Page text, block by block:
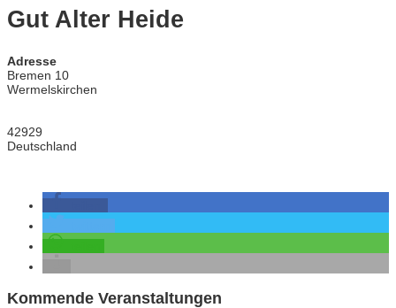
Gut Alter Heide
Adresse
Bremen 10
Wermelskirchen
42929
Deutschland
Kommende Veranstaltungen